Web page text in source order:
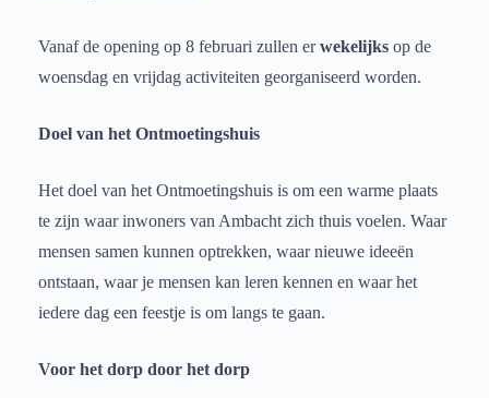
Vanaf de opening op 8 februari zullen erwekelijks op de
woensdag en vrijdag activiteiten georganiseerd worden.
Doel van het Ontmoetingshuis
Het doel van het Ontmoetingshuis is om een warme plaats
te zijn waar inwoners van Ambacht zich thuis voelen. Waar
mensen samen kunnen optrekken, waar nieuwe ideeën
ontstaan, waar je mensen kan leren kennen en waar het
iedere dag een feestje is om langs te gaan.
Voor het dorp door het dorp